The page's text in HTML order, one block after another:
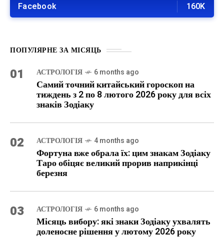
Facebook 160K
ПОПУЛЯРНЕ ЗА МІСЯЦЬ
01 АСТРОЛОГІЯ 6 months ago
Самий точний китайський гороскоп на
тиждень з 2 по 8 лютого 2026 року для всіх
знаків Зодіаку
02 АСТРОЛОГІЯ 4 months ago
Фортуна вже обрала їх: цим знакам Зодіаку
Таро обіцяє великий прорив наприкінці
березня
03 АСТРОЛОГІЯ 6 months ago
Місяць вибору: які знаки Зодіаку ухвалять
доленосне рішення у лютому 2026 року